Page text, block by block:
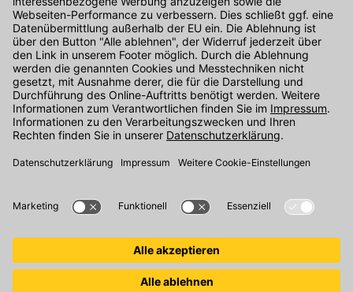
Kontakt
Unser Onlineshop Team ist montags bis freitags von 08:00 - 17:00
Uhr unter der Telefonnummer07071 / 151-151für Sie erreichbar.
Alternativ können Sie unser Kontaktformular nutzen.
Den Kontakt direkt in unsere Niederlassungen finden Sie